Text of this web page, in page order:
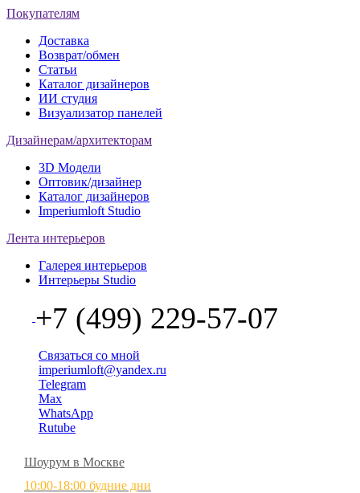
Покупателям
Доставка
Возврат/обмен
Статьи
Каталог дизайнеров
ИИ студия
Визуализатор панелей
Дизайнерам/архитекторам
3D Модели
Оптовик/дизайнер
Каталог дизайнеров
Imperiumloft Studio
Лента интерьеров
Галерея интерьеров
Интерьеры Studio
+7 (499) 229-57-07
Связаться со мной
imperiumloft@yandex.ru
Telegram
Max
WhatsApp
Rutube
Шоурум в Москве
10:00-18:00 будние дни